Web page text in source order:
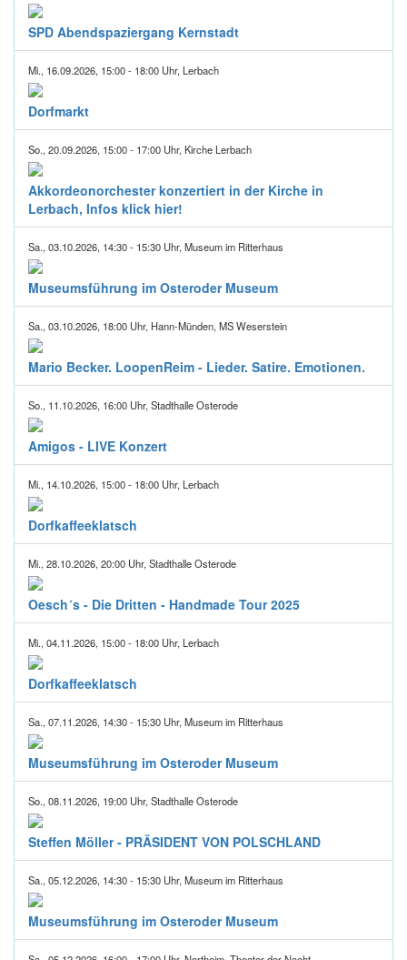
SPD Abendspaziergang Kernstadt
Mi., 16.09.2026, 15:00 - 18:00 Uhr, Lerbach
Dorfmarkt
So., 20.09.2026, 15:00 - 17:00 Uhr, Kirche Lerbach
Akkordeonorchester konzertiert in der Kirche in
Lerbach, Infos klick hier!
Sa., 03.10.2026, 14:30 - 15:30 Uhr, Museum im Ritterhaus
Museumsführung im Osteroder Museum
Sa., 03.10.2026, 18:00 Uhr, Hann-Münden, MS Weserstein
Mario Becker. LoopenReim - Lieder. Satire. Emotionen.
So., 11.10.2026, 16:00 Uhr, Stadthalle Osterode
Amigos - LIVE Konzert
Mi., 14.10.2026, 15:00 - 18:00 Uhr, Lerbach
Dorfkaffeeklatsch
Mi., 28.10.2026, 20:00 Uhr, Stadthalle Osterode
Oesch´s - Die Dritten - Handmade Tour 2025
Mi., 04.11.2026, 15:00 - 18:00 Uhr, Lerbach
Dorfkaffeeklatsch
Sa., 07.11.2026, 14:30 - 15:30 Uhr, Museum im Ritterhaus
Museumsführung im Osteroder Museum
So., 08.11.2026, 19:00 Uhr, Stadthalle Osterode
Steffen Möller - PRÄSIDENT VON POLSCHLAND
Sa., 05.12.2026, 14:30 - 15:30 Uhr, Museum im Ritterhaus
Museumsführung im Osteroder Museum